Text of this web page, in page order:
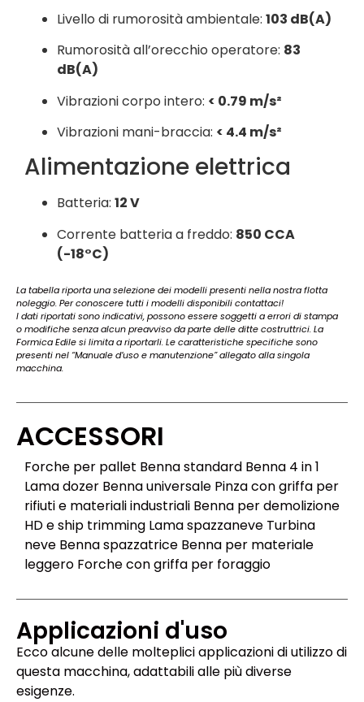
Livello di rumorosità ambientale: 103 dB(A)
Rumorosità all’orecchio operatore: 83
dB(A)
Vibrazioni corpo intero: < 0.79 m/s²
Vibrazioni mani-braccia: < 4.4 m/s²
Alimentazione elettrica
Batteria: 12 V
Corrente batteria a freddo: 850 CCA
(-18°C)
La tabella riporta una selezione dei modelli presenti nella nostra flotta
noleggio. Per conoscere tutti i modelli disponibili contattaci!
I dati riportati sono indicativi, possono essere soggetti a errori di stampa
o modifiche senza alcun preavviso da parte delle ditte costruttrici. La
Formica Edile si limita a riportarli. Le caratteristiche specifiche sono
presenti nel “Manuale d’uso e manutenzione” allegato alla singola
macchina.
ACCESSORI
Forche per pallet Benna standard Benna 4 in 1
Lama dozer Benna universale Pinza con griffa per
rifiuti e materiali industriali Benna per demolizione
HD e ship trimming Lama spazzaneve Turbina
neve Benna spazzatrice Benna per materiale
leggero Forche con griffa per foraggio
Applicazioni d'uso
Ecco alcune delle molteplici applicazioni di utilizzo di
questa macchina, adattabili alle più diverse
esigenze.